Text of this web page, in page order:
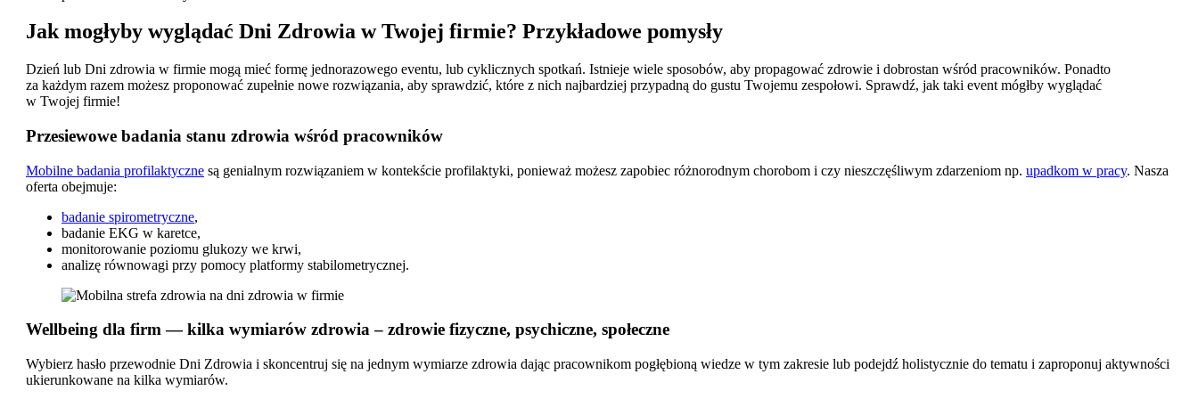
Jak mogłyby wyglądać Dni Zdrowia w Twojej firmie? Przykładowe pomysły
Dzień lub Dni zdrowia w firmie mogą mieć formę jednorazowego eventu, lub cyklicznych spotkań. Istnieje wiele sposobów, aby propagować zdrowie i dobrostan wśród pracowników. Ponadto
za każdym razem możesz proponować zupełnie nowe rozwiązania, aby sprawdzić, które z nich najbardziej przypadną do gustu Twojemu zespołowi. Sprawdź, jak taki event mógłby wyglądać
w Twojej firmie!
Przesiewowe badania stanu zdrowia wśród pracowników
Mobilne badania profilaktyczne są genialnym rozwiązaniem w kontekście profilaktyki, ponieważ możesz zapobiec różnorodnym chorobom i czy nieszczęśliwym zdarzeniom np. upadkom w pracy. Nasza
oferta obejmuje:
badanie spirometryczne,
badanie EKG w karetce,
monitorowanie poziomu glukozy we krwi,
analizę równowagi przy pomocy platformy stabilometrycznej.
Wellbeing dla firm — kilka wymiarów zdrowia – zdrowie fizyczne, psychiczne, społeczne
Wybierz hasło przewodnie Dni Zdrowia i skoncentruj się na jednym wymiarze zdrowia dając pracownikom pogłębioną wiedze w tym zakresie lub podejdź holistycznie do tematu i zaproponuj aktywności
ukierunkowane na kilka wymiarów.